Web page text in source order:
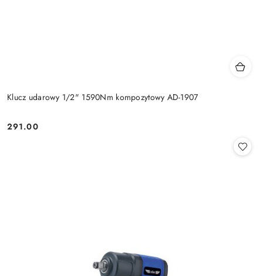
Klucz udarowy 1/2" 1590Nm kompozytowy AD-1907
Cena:
291.00